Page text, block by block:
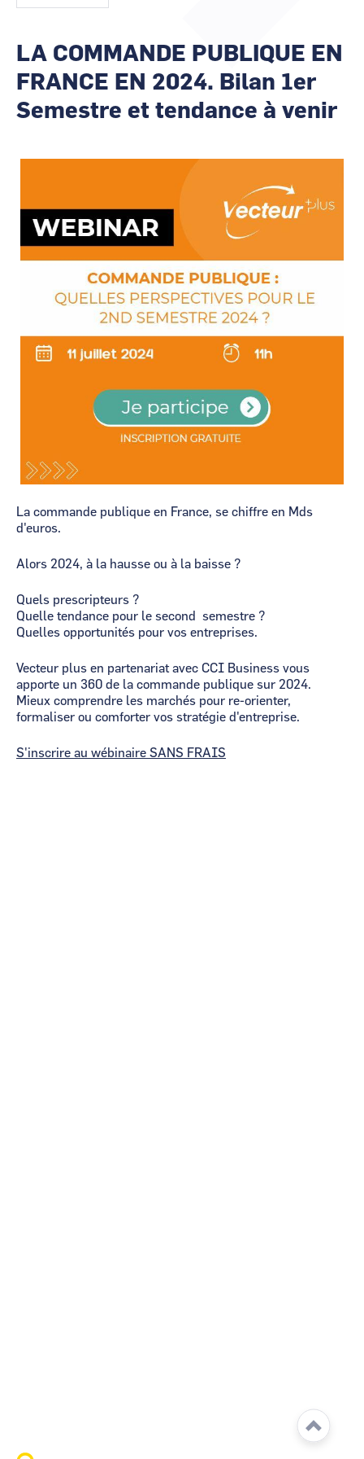
CCI BusinessCCI Business
LA COMMANDE PUBLIQUE EN
FRANCE EN 2024. Bilan 1er
Semestre et tendance à venir
Image
La commande publique en France, se chiffre en Mds
d'euros.
Alors 2024, à la hausse ou à la baisse ?
Quels prescripteurs ?
Quelle tendance pour le second semestre ?
Quelles opportunités pour vos entreprises.
Vecteur plus en partenariat avec CCI Business vous
apporte un 360 de la commande publique sur 2024.
Mieux comprendre les marchés pour re-orienter,
formaliser ou comforter vos stratégie d'entreprise.
S'inscrire au wébinaire SANS FRAIS